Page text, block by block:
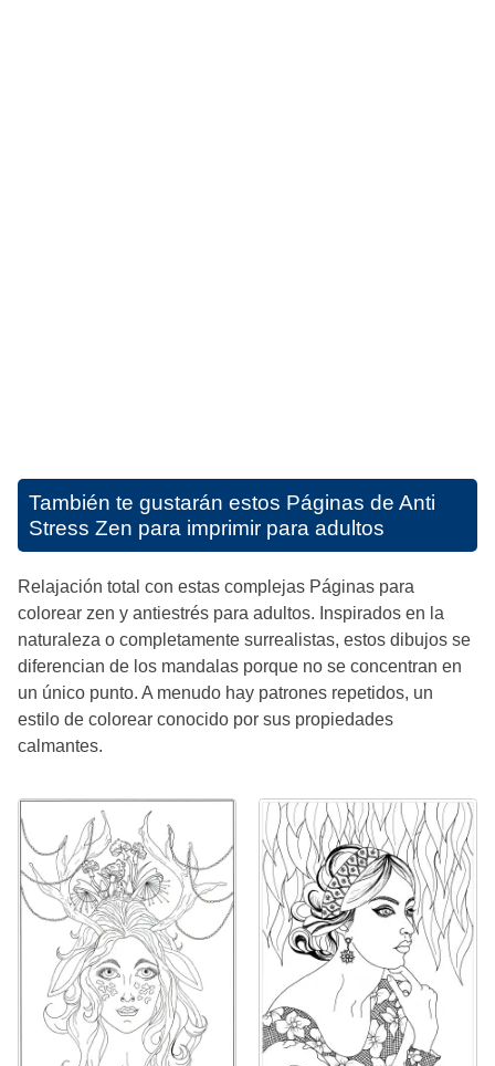
También te gustarán estos Páginas de Anti
Stress Zen para imprimir para adultos
Relajación total con estas complejas Páginas para
colorear zen y antiestrés para adultos. Inspirados en la
naturaleza o completamente surrealistas, estos dibujos se
diferencian de los mandalas porque no se concentran en
un único punto. A menudo hay patrones repetidos, un
estilo de colorear conocido por sus propiedades
calmantes.